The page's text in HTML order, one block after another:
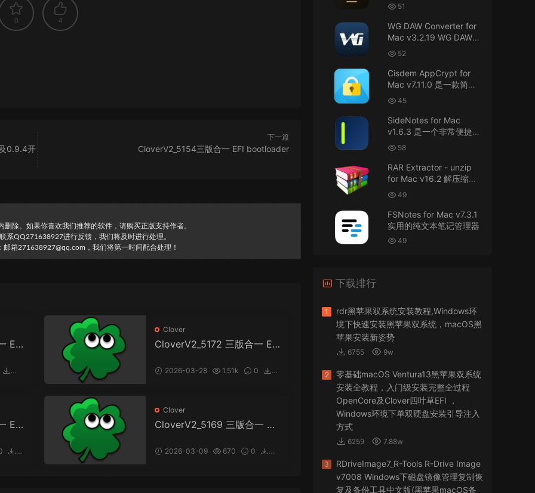
0 4
0.9.4开
下一篇
CloverV2_5154三版合一 EFI bootloader
除。如果你喜欢我们推荐的软件，请购买正版支持作者。
系QQ271638927进行反馈，我们将及时进行处理。
箱271638927@qq.com，我们将第一时间配合处理！
EFI
Clover
CloverV2_5172 三版合一 EFI
2026-03-28 1.51k
0
EFI
Clover
CloverV2_5169 三版合一 EF
2026-03-09 670
0
来源： DaVinci Resolve Studio 21 for Mac
v21.0.3 AIO 达芬奇世界顶级调色软件
janm999 • 2026-07-23
谢谢分享~
来源： AppleIGC.kext v1.8 黑苹果2.5G有线网卡
u9121732520675862 • 2026-07-22
可以重新发送夸克的资源吗，夸克的已经失
效了
Tahoe 26官方原版系统Windows110环境下
VMware Workstation 17 Pro虚拟机黑苹果双系统
安装unlocker解锁补丁
怎么安装？
来源： PDFify for Mac v5.0 专业的PDF处理软件
imacos.top • 2026-07-19
来源： Adobe Photoshop 2026 for Mac v27.8.0
专业的图片处理软件
51
WG DAW Converter for
Mac v3.2.19 WG DAW转
换器
52
Cisdem AppCrypt for
Mac v7.11.0 是一款简单
好用的Mac应用加密软件
45
SideNotes for Mac
v1.6.3 是一个非常便捷的
笔记软件
58
RAR Extractor - unzip
for Mac v16.2 解压缩工
具 49
FSNotes for Mac v7.3.1
实用的纯文本笔记管理器
49
下载排行
1
rdr黑苹果双系统安装教程,Windows环
境下快速安装黑苹果双系统，macOS黑
苹果安装新姿势
6755 9w
2
零基础macOS Ventura13黑苹果双系统
安装全教程，入门级安装完整全过程
OpenCore及Clover四叶草EFI ，
Windows环境下单双硬盘安装引导注入
方式
6259 7.88w
3
RDriveImage7_R-Tools R-Drive Image
v7008 Windows下磁盘镜像管理复制恢
复及备份工具中文版(黑苹果macOS备